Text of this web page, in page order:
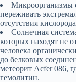
Микроорганизмы
переживать
отсутствия
Солнечная
которых находят не
человека
до белковых
метеорит Acfer 086,
гемолитин.